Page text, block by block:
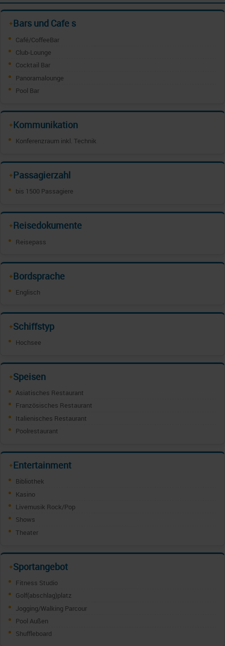
✦Bars und Cafe s
Café/CoffeeBar
Club-Lounge
Cocktail Bar
Panoramalounge
Pool Bar
✦Kommunikation
Konferenzraum inkl. Technik
✦Passagierzahl
bis 1500 Passagiere
✦Reisedokumente
Reisepass
✦Bordsprache
Englisch
✦Schiffstyp
Hochsee
✦Speisen
Asiatisches Restaurant
Französisches Restaurant
Italienisches Restaurant
Poolrestaurant
✦Entertainment
Bibliothek
Kasino
Livemusik Rock/Pop
Shows
Theater
✦Sportangebot
Fitness Studio
Golf(abschlag)platz
Jogging/Walking Parcour
Pool Außen
Shuffleboard